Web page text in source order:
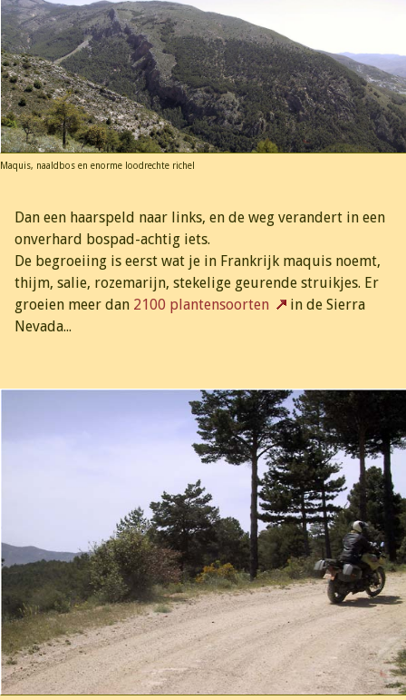
Maquis, naaldbos en enorme loodrechte richel
Dan een haarspeld naar links, en de weg verandert in een
onverhard bospad-achtig iets.
De begroeiing is eerst wat je in Frankrijk maquis noemt,
thijm, salie, rozemarijn, stekelige geurende struikjes. Er
groeien meer dan 2100 plantensoorten
in de Sierra
Nevada...